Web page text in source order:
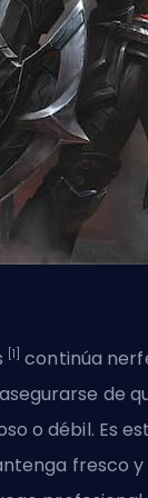
[1] continúa
de
o débil. Es
fresco